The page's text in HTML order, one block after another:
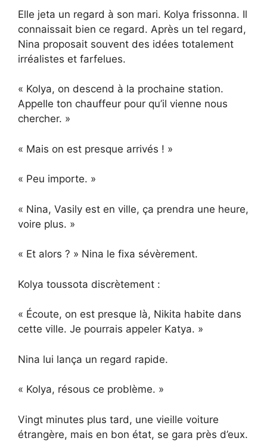
Elle jeta un regard à son mari. Kolya frissonna. Il
connaissait bien ce regard. Après un tel regard,
Nina proposait souvent des idées totalement
irréalistes et farfelues.
« Kolya, on descend à la prochaine station.
Appelle ton chauffeur pour qu’il vienne nous
chercher. »
« Mais on est presque arrivés ! »
« Peu importe. »
« Nina, Vasily est en ville, ça prendra une heure,
voire plus. »
« Et alors ? » Nina le fixa sévèrement.
Kolya toussota discrètement :
« Écoute, on est presque là, Nikita habite dans
cette ville. Je pourrais appeler Katya. »
Nina lui lança un regard rapide.
« Kolya, résous ce problème. »
Vingt minutes plus tard, une vieille voiture
étrangère, mais en bon état, se gara près d’eux.